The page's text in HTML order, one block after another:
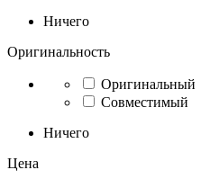
Ничего
Оригинальность
Оригинальный
Совместимый
Ничего
Цена